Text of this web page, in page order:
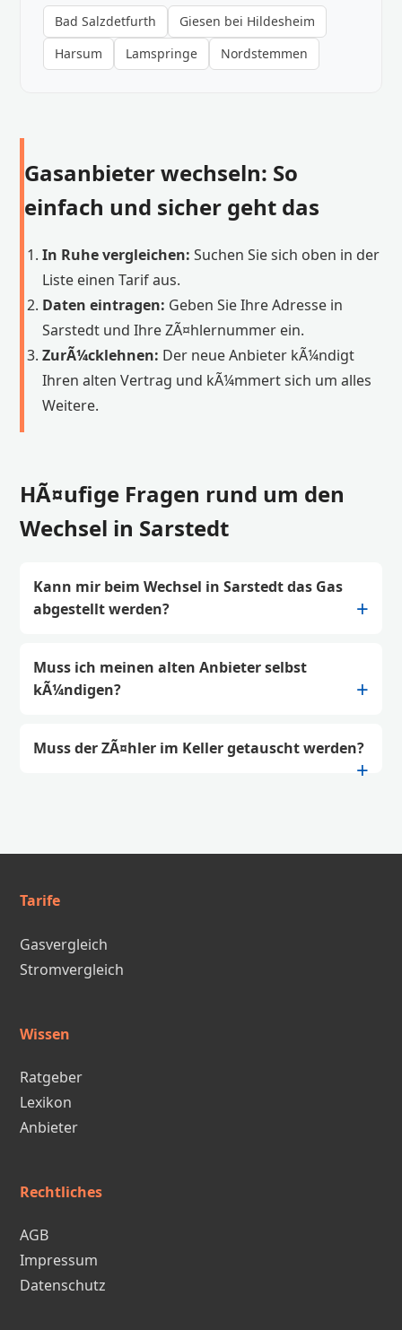
Bad Salzdetfurth
Giesen bei Hildesheim
Harsum
Lamspringe Nordstemmen
Gasanbieter wechseln: So
einfach und sicher geht das
In Ruhe vergleichen: Suchen Sie sich oben in der
Liste einen Tarif aus.
Daten eintragen: Geben Sie Ihre Adresse in
Sarstedt und Ihre ZÃ¤hlernummer ein.
ZurÃ¼cklehnen: Der neue Anbieter kÃ¼ndigt
Ihren alten Vertrag und kÃ¼mmert sich um alles
Weitere.
HÃ¤ufige Fragen rund um den
Wechsel in Sarstedt
Kann mir beim Wechsel in Sarstedt das Gas
abgestellt werden?
Muss ich meinen alten Anbieter selbst
kÃ¼ndigen?
Muss der ZÃ¤hler im Keller getauscht werden?
Tarife
Gasvergleich
Stromvergleich
Wissen
Ratgeber
Lexikon
Anbieter
Rechtliches
AGB
Impressum
Datenschutz